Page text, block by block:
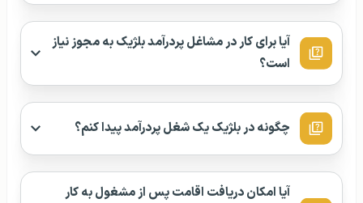
آیا برای کار در مشاغل پردرآمد بلژیک به مجوز نیاز
است؟
چگونه در بلژیک یک شغل پردرآمد پیدا کنم؟
آیا امکان دریافت اقامت پس از مشغول به کار